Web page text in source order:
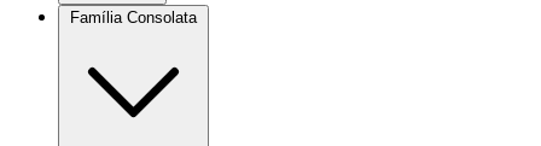
Família Consolata